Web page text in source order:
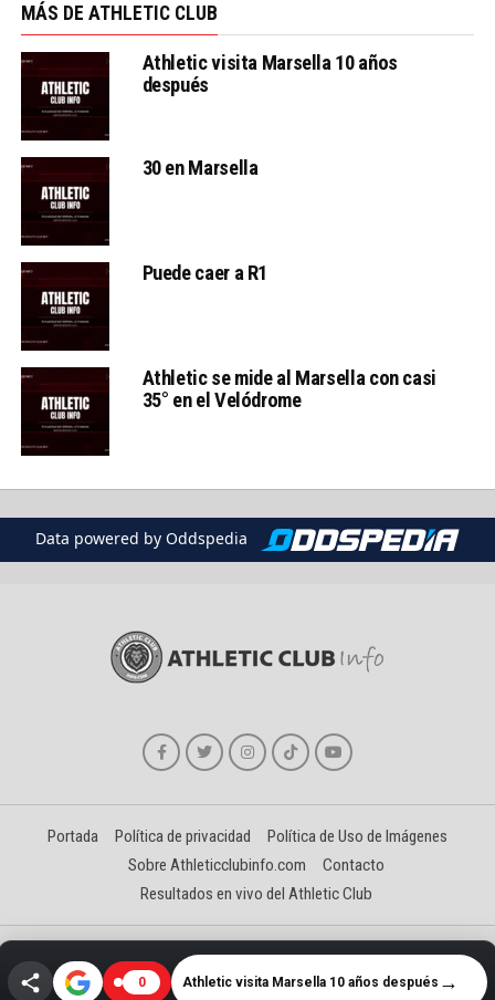
MÁS DE ATHLETIC CLUB
Athletic visita Marsella 10 años
después
30 en Marsella
Puede caer a R1
Athletic se mide al Marsella con casi
35° en el Velódrome
Data powered by Oddspedia
Portada Política de privacidad
Política de Uso de Imágenes
Sobre Athleticclubinfo.com
Contacto
Resultados en vivo del Athletic Club
Creado y gestionado por David Benéitez Landeta
0 Athletic visita Marsella 10 años después →